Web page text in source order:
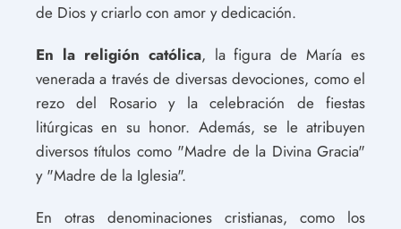
de Dios y criarlo con amor y dedicación.
En la religión católica, la figura de María es
venerada a través de diversas devociones, como el
rezo del Rosario y la celebración de fiestas
litúrgicas en su honor. Además, se le atribuyen
diversos títulos como "Madre de la Divina Gracia"
y "Madre de la Iglesia".
En otras denominaciones cristianas, como los